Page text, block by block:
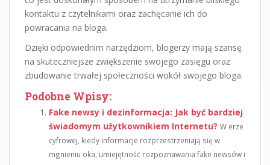
kontaktu z czytelnikami oraz zachęcanie ich do
powracania na bloga.
Dzięki odpowiednim narzędziom, blogerzy mają szansę
na skuteczniejsze zwiększenie swojego zasięgu oraz
zbudowanie trwałej społeczności wokół swojego bloga.
Podobne Wpisy:
Fake newsy i dezinformacja: Jak być bardziej
świadomym użytkownikiem Internetu? W erze
cyfrowej, kiedy informacje rozprzestrzeniają się w
mgnieniu oka, umiejętność rozpoznawania fake newsów i